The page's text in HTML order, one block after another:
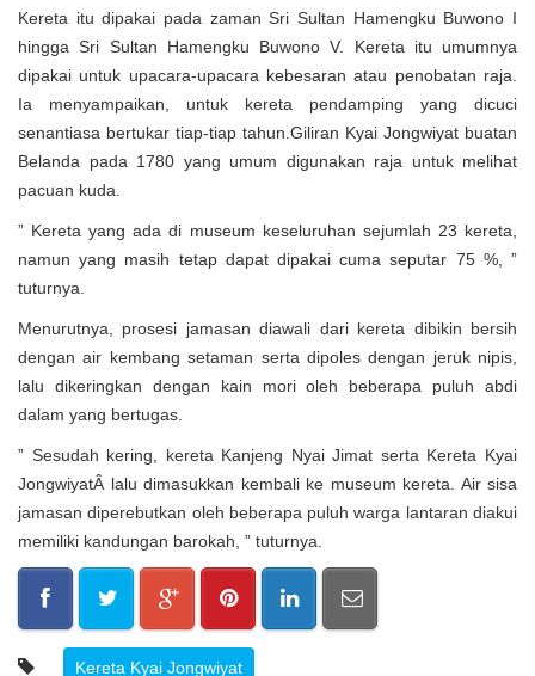
Kereta itu dipakai pada zaman Sri Sultan Hamengku Buwono I
hingga Sri Sultan Hamengku Buwono V. Kereta itu umumnya
dipakai untuk upacara-upacara kebesaran atau penobatan raja.
Ia menyampaikan, untuk kereta pendamping yang dicuci
senantiasa bertukar tiap-tiap tahun.Giliran Kyai Jongwiyat buatan
Belanda pada 1780 yang umum digunakan raja untuk melihat
pacuan kuda.
” Kereta yang ada di museum keseluruhan sejumlah 23 kereta,
namun yang masih tetap dapat dipakai cuma seputar 75 %, ”
tuturnya.
Menurutnya, prosesi jamasan diawali dari kereta dibikin bersih
dengan air kembang setaman serta dipoles dengan jeruk nipis,
lalu dikeringkan dengan kain mori oleh beberapa puluh abdi
dalam yang bertugas.
” Sesudah kering, kereta Kanjeng Nyai Jimat serta Kereta Kyai
JongwiyatÂ lalu dimasukkan kembali ke museum kereta. Air sisa
jamasan diperebutkan oleh beberapa puluh warga lantaran diakui
memiliki kandungan barokah, ” tuturnya.
Kereta Kyai Jongwiyat